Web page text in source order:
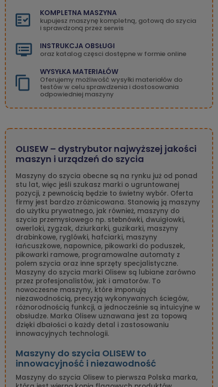
KOMPLETNA MASZYNA
kupujesz maszynę kompletną, gotową do szycia
i sprawdzoną przez serwis
INSTRUKCJA OBSŁUGI
oraz katalog częsci dostępne w formie online
WYSYŁKA MATERIAŁÓW
Oferujemy możliwość wysyłki materiałów do
testów w celu sprawdzenia i dostosowania
odpowiedniej maszyny
OLISEW – dystrybutor najwyższej jakości
maszyn i urządzeń do szycia
Maszyny do szycia obecne są na rynku już od ponad
stu lat, więc jeśli szukasz marki o ugruntowanej
pozycji, z pewnością będzie to świetny wybór. Oferta
firmy jest bardzo zróżnicowana. Stanowią ją maszyny
do użytku prywatnego, jak również, maszyny do
szycia przemysłowego np. stebnówki, dwuigłowki,
owerloki, zygzak, dziurkarki, guzikarki, maszyny
drabinkowe, ryglówki, hafciarki, maszyny
łańcuszkowe, napownice, pikowarki do poduszek,
pikowarki ramowe, programowalne automaty z
polem szycia oraz inne sprzęty specjalistyczne.
Maszyny do szycia marki Olisew są lubiane zarówno
przez profesjonalistów, jak i amatorów. To
nowoczesne maszyny, które imponują
niezawodnością, precyzją wykonywanych ściegów,
różnorodnością funkcji, a jednocześnie są intuicyjne w
obsłudze. Marka Olisew uznawana jest za topową
dzięki dbałości o każdy detal i zastosowaniu
innowacyjnych technologii.
Maszyny do szycia OLISEW to
innowacyjność i niezawodność
Maszyny do szycia Olisew to pierwsza Polska marka,